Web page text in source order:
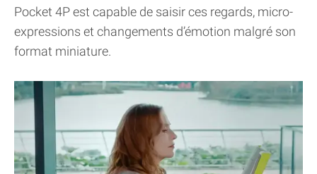
Pocket 4P est capable de saisir ces regards, micro-
expressions et changements d’émotion malgré son
format miniature.